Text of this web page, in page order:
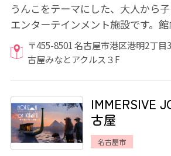
うんこをテーマにした、大人から
エンターテインメント施設です。
フルなうんこがあふれる空間で名
〒455-8501 名古屋市港区港明2丁
古屋みなとアクルス３F
IMMERSIVE
古屋
名古屋市